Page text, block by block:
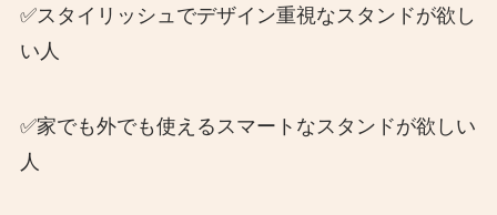
✅スタイリッシュでデザイン重視なスタンドが欲し
い人
✅家でも外でも使えるスマートなスタンドが欲しい
人